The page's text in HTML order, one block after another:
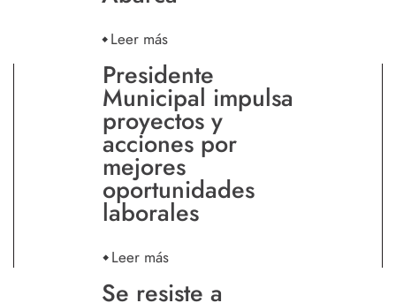
Leer más
Presidente
Municipal impulsa
proyectos y
acciones por
mejores
oportunidades
laborales
Leer más
Se resiste a